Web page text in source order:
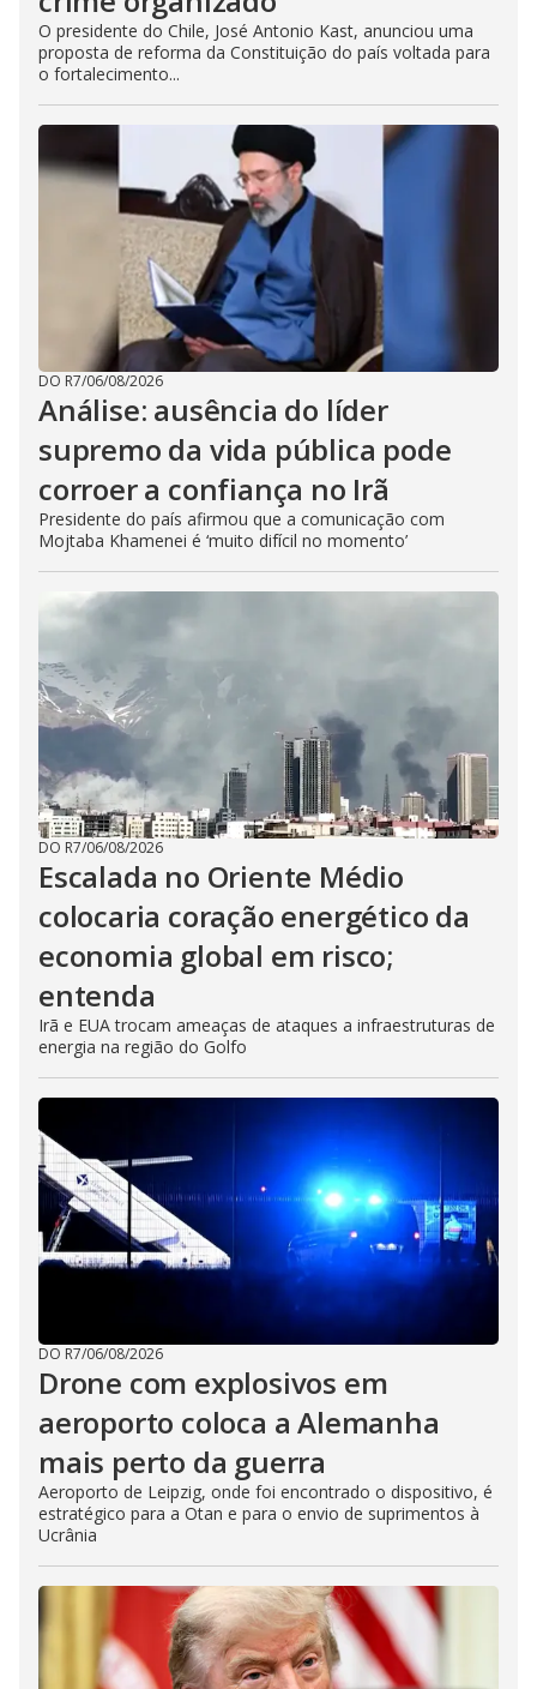
O presidente do Chile, José Antonio Kast, anunciou uma
proposta de reforma da Constituição do país voltada para
o fortalecimento...
DO R7/06/08/2026
Análise: ausência do líder
supremo da vida pública pode
corroer a confiança no Irã
Presidente do país afirmou que a comunicação com
Mojtaba Khamenei é ‘muito difícil no momento’
DO R7/06/08/2026
Escalada no Oriente Médio
colocaria coração energético da
economia global em risco;
entenda
Irã e EUA trocam ameaças de ataques a infraestruturas de
energia na região do Golfo
DO R7/06/08/2026
Drone com explosivos em
aeroporto coloca a Alemanha
mais perto da guerra
Aeroporto de Leipzig, onde foi encontrado o dispositivo, é
estratégico para a Otan e para o envio de suprimentos à
Ucrânia